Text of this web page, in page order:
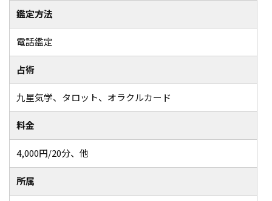
鑑定方法
電話鑑定
占術
九星気学、タロット、オラクルカード
料金
4,000円/20分、他
所属